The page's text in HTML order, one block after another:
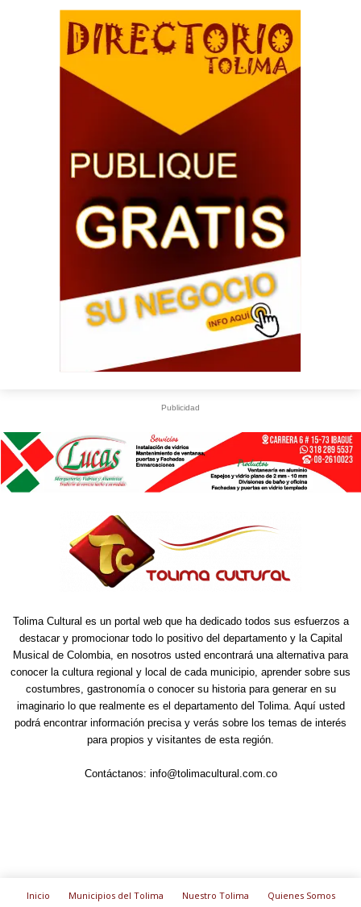
Publicidad
Tolima Cultural es un portal web que ha dedicado todos sus esfuerzos a
destacar y promocionar todo lo positivo del departamento y la Capital
Musical de Colombia, en nosotros usted encontrará una alternativa para
conocer la cultura regional y local de cada municipio, aprender sobre sus
costumbres, gastronomía o conocer su historia para generar en su
imaginario lo que realmente es el departamento del Tolima. Aquí usted
podrá encontrar información precisa y verás sobre los temas de interés
para propios y visitantes de esta región.
Contáctanos: info@tolimacultural.com.co
Inicio Municipios del Tolima Nuestro Tolima Quienes Somos